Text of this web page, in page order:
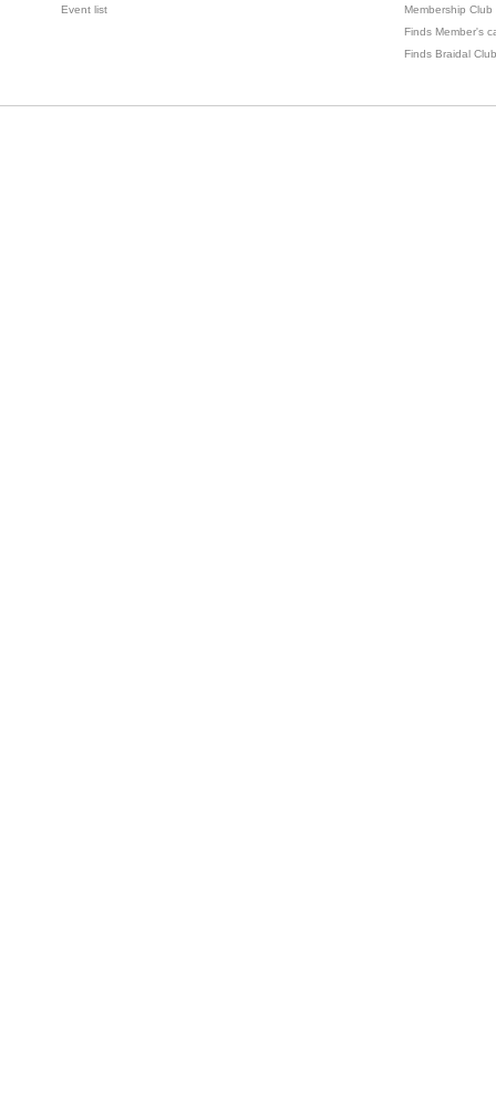
Event list
Membership Club
Finds Member's
Finds Braidal Club